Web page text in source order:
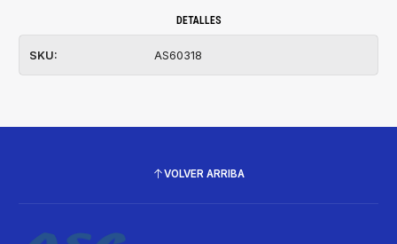
DETALLES
SKU: AS60318
VOLVER ARRIBA